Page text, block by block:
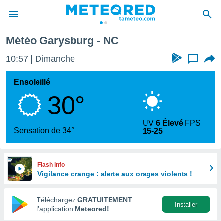
de
Météo Garysburg - NC
10:57 Dimanche ...
Ensoleillé
30°
Sensation de 34°
UV6 Élevé FPS
15-25
Flash info
Vigilance orange : alerte aux orages violents !
Téléchargez GRATUITEMENT
l’application Meteored!
Installer